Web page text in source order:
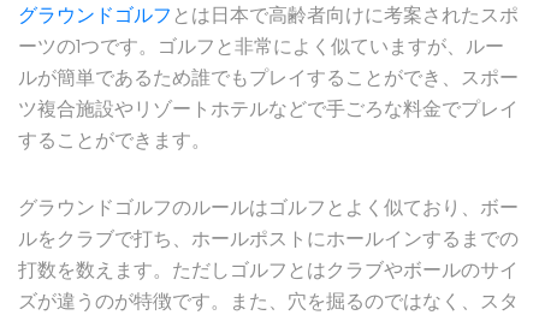
グラウンドゴルフ とは日本で高齢者向けに考案されたスポ
ーツの1つです。ゴルフと非常によく似ていますが、ルー
ルが簡単であるため誰でもプレイすることができ、スポー
ツ複合施設やリゾートホテルなどで手ごろな料金でプレイ
することができます。
グラウンドゴルフのルールはゴルフとよく似ており、ボー
ルをクラブで打ち、ホールポストにホールインするまでの
打数を数えます。ただしゴルフとはクラブやボールのサイ
ズが違うのが特徴です。また、穴を掘るのではなく、スタ